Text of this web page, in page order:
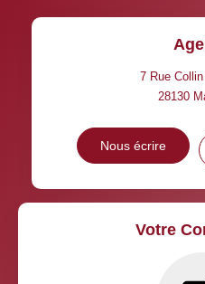
7 Rue
28130
Nous écrire
Votre